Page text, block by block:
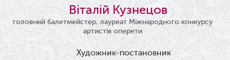
Віталій Кузнецов
головний балетмейстер, лауреат Міжнародного конкурсу
артистів оперети
Художник-постановник